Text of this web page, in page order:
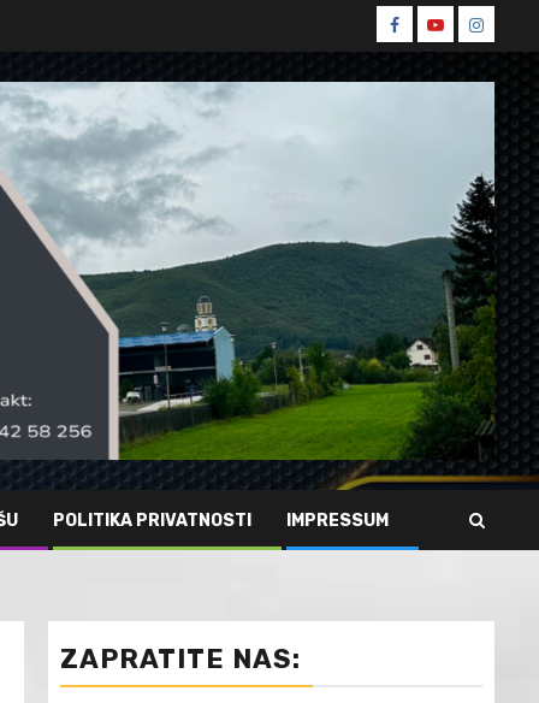
Spin
Facebook
Spin
Youtube
Spin
POLITIKA PRIVATNOSTI IMPRESSUM
ZAPRATITE NAS: